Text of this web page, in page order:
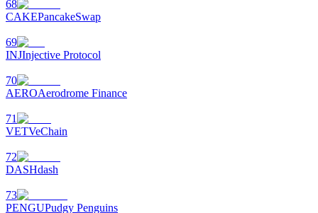
68
CAKEPancakeSwap
69
INJInjective Protocol
70
AEROAerodrome Finance
71
VETVeChain
72
DASHdash
73
PENGUPudgy Penguins